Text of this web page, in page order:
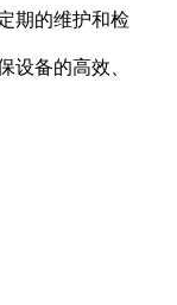
期的维护和检
备的高效、